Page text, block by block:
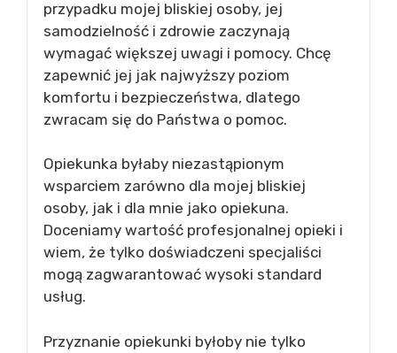
przypadku mojej bliskiej osoby, jej
samodzielność i zdrowie zaczynają
wymagać większej uwagi i pomocy. Chcę
zapewnić jej jak najwyższy poziom
komfortu i bezpieczeństwa, dlatego
zwracam się do Państwa o pomoc.
Opiekunka byłaby niezastąpionym
wsparciem zarówno dla mojej bliskiej
osoby, jak i dla mnie jako opiekuna.
Doceniamy wartość profesjonalnej opieki i
wiem, że tylko doświadczeni specjaliści
mogą zagwarantować wysoki standard
usług.
Przyznanie opiekunki byłoby nie tylko